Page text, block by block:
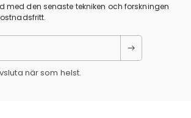
med den senaste tekniken och forskningen
när som helst.